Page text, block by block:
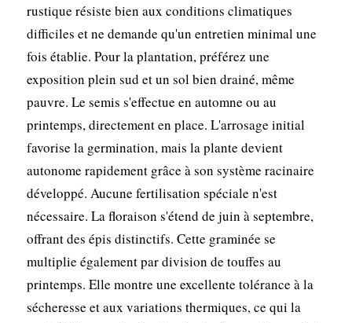
rustique résiste bien aux conditions climatiques
difficiles et ne demande qu'un entretien minimal une
fois établie. Pour la plantation, préférez une
exposition plein sud et un sol bien drainé, même
pauvre. Le semis s'effectue en automne ou au
printemps, directement en place. L'arrosage initial
favorise la germination, mais la plante devient
autonome rapidement grâce à son système racinaire
développé. Aucune fertilisation spéciale n'est
nécessaire. La floraison s'étend de juin à septembre,
offrant des épis distinctifs. Cette graminée se
multiplie également par division de touffes au
printemps. Elle montre une excellente tolérance à la
sécheresse et aux variations thermiques, ce qui la